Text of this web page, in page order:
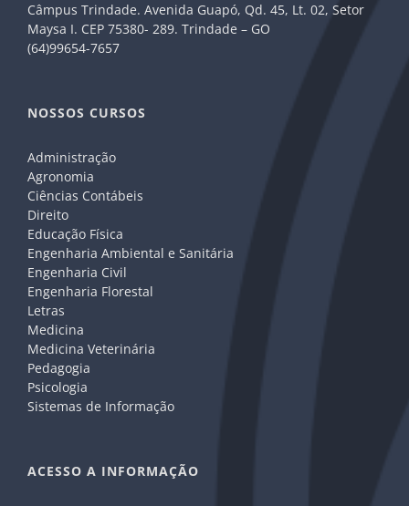
Câmpus Trindade. Avenida Guapó, Qd. 45, Lt. 02, Setor
Maysa I. CEP 75380- 289. Trindade – GO
(64)99654-7657
NOSSOS CURSOS
Administração
Agronomia
Ciências Contábeis
Direito
Educação Física
Engenharia Ambiental e Sanitária
Engenharia Civil
Engenharia Florestal
Letras
Medicina
Medicina Veterinária
Pedagogia
Psicologia
Sistemas de Informação
ACESSO A INFORMAÇÃO